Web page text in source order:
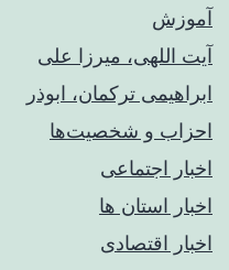
آموزش
آیت اللهی، میرزا علی
ابراهیمی ترکمان، ابوذر
احزاب و شخصیت‌ها
اخبار اجتماعی
اخبار استان ها
اخبار اقتصادی